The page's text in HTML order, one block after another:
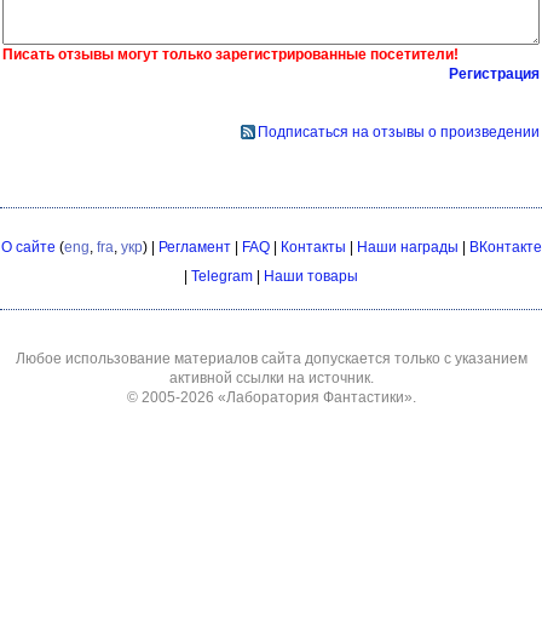
Писать отзывы могут только зарегистрированные посетители!
Регистрация
Подписаться на отзывы о произведении
О сайте (eng fra укр) | Регламент| FAQ| Контакты | Наши награды | ВКонтакте
| Telegram | Наши товары
Любое использование материалов сайта допускается только с указанием
активной ссылки на источник.
© 2005-2026 «Лаборатория Фантастики»